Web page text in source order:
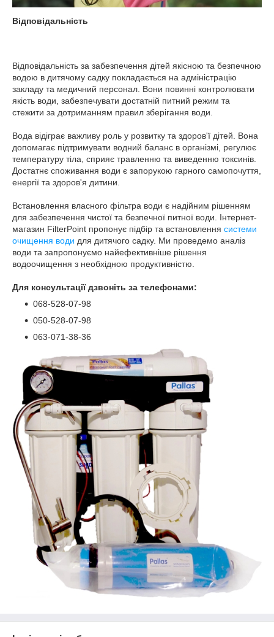
Відповідальність
Відповідальність за забезпечення дітей якісною та безпечною
водою в дитячому садку покладається на адміністрацію
закладу та медичний персонал. Вони повинні контролювати
якість води, забезпечувати достатній питний режим та
стежити за дотриманням правил зберігання води.
Вода відіграє важливу роль у розвитку та здоров'ї дітей. Вона
допомагає підтримувати водний баланс в організмі, регулює
температуру тіла, сприяє травленню та виведенню токсинів.
Достатнє споживання води є запорукою гарного самопочуття,
енергії та здоров'я дитини.
Встановлення власного фільтра води є надійним рішенням
для забезпечення чистої та безпечної питної води. Інтернет-
магазин FilterPoint пропонує підбір та встановлення системи
очищення води для дитячого садку. Ми проведемо аналіз
води та запропонуємо найефективніше рішення
водоочищення з необхідною продуктивністю.
Для консультації дзвоніть за телефонами:
068-528-07-98
050-528-07-98
063-071-38-36